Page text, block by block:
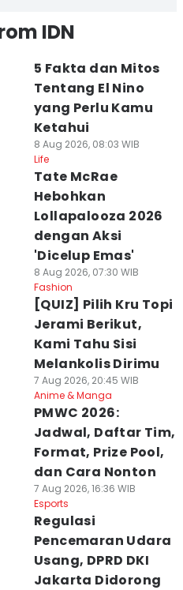
IDN
5 Fakta dan Mitos
Tentang El Nino
yang Perlu Kamu
Ketahui
8 Aug 2026, 08:03 WIB
Life
Tate McRae
Hebohkan
Lollapalooza 2026
dengan Aksi
'Dicelup Emas'
8 Aug 2026, 07:30 WIB
Fashion
[QUIZ] Pilih Kru Topi
Jerami Berikut,
Kami Tahu Sisi
Melankolis Dirimu
7 Aug 2026, 20:45 WIB
Anime & Manga
PMWC 2026:
Jadwal, Daftar Tim,
Format, Prize Pool,
dan Cara Nonton
7 Aug 2026, 16:36 WIB
Esports
Regulasi
Pencemaran Udara
Usang, DPRD DKI
Jakarta Didorong